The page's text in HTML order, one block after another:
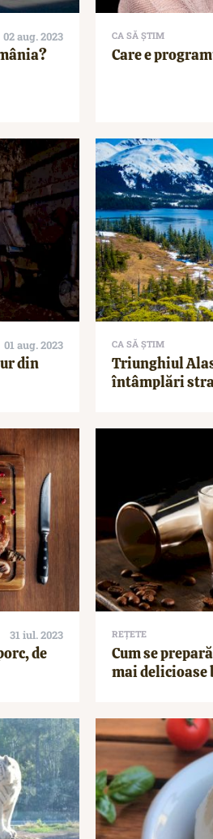
02 aug. 2023 CA SĂ ȘTIM
Care e
01 aug. 2023
din
CA SĂ ȘTIM
Triunghiul
întâmplări
31 iul. 2023
de
REȚETE
Cum se
mai delicioase